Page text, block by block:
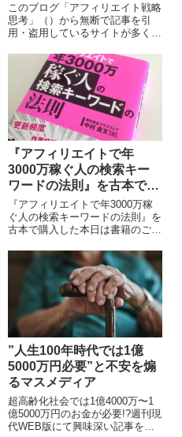
このブログ「アフィリエイト戦略
思考」（）から無断で記事を引
用・盗用しているサイトが多く見
トに対処し法的措置を取るために
も以下の文言をブログ内に記載し
ておきます。アフィリエ...
『アフィリエイトで年
3000万稼ぐ人の検索キー
ワードの法則』を古本で購
入してみた【その1】
『アフィリエイトで年3000万稼
ぐ人の検索キーワードの法則』を
古本で購入した本日は書籍のご紹
リエイトで年3000万稼ぐ人の検
索キーワードの法則』です。中村
貞文さんといえば...
”人生100年時代では1億
5000万円必要”と不安を煽
るマスメディア
超高齢化社会では1億4000万〜1
億5000万円のお金が必要!?週刊現
代WEB版にて興味深い記事を読